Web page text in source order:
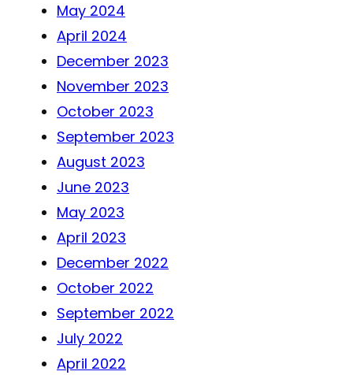
May 2024
April 2024
December 2023
November 2023
October 2023
September 2023
August 2023
June 2023
May 2023
April 2023
December 2022
October 2022
September 2022
July 2022
April 2022